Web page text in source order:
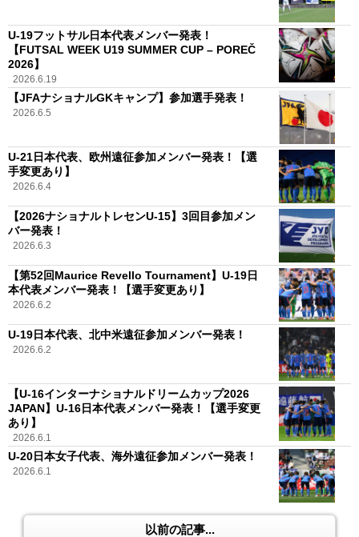
U-19フットサル日本代表メンバー発表！
【FUTSAL WEEK U19 SUMMER CUP – POREČ
2026】
2026.6.19
【JFAナショナルGKキャンプ】参加選手発表！
2026.6.5
U-21日本代表、欧州遠征参加メンバー発表！【選
手変更あり】
2026.6.4
【2026ナショナルトレセンU-15】3回目参加メン
バー発表！
2026.6.3
【第52回Maurice Revello Tournament】U-19日
本代表メンバー発表！【選手変更あり】
2026.6.2
U-19日本代表、北中米遠征参加メンバー発表！
2026.6.2
【U-16インターナショナルドリームカップ2026
JAPAN】U-16日本代表メンバー発表！【選手変更
あり】
2026.6.1
U-20日本女子代表、海外遠征参加メンバー発表！
2026.6.1
以前の記事...